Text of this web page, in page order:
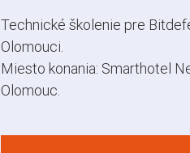
Technické školenie pre
Olomouci.
Miesto konania: Smarthotel
Olomouc.